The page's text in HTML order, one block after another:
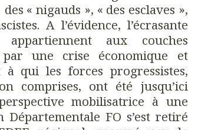
des « nigauds », « des esclaves »,
A l’évidence, l’écrasante
aux couches
par une crise économique et
qui les forces progressistes,
comprises, ont été jusqu’ici
mobilisatrice à une
Départementale FO s’est retiré